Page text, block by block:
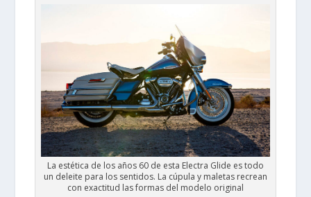
La estética de los años 60 de esta Electra Glide es todo
un deleite para los sentidos. La cúpula y maletas recrean
con exactitud las formas del modelo original